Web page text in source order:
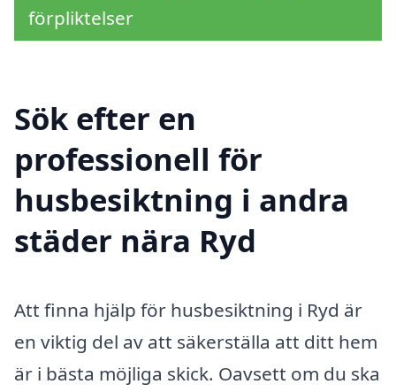
förpliktelser
Sök efter en
professionell för
husbesiktning i andra
städer nära Ryd
Att finna hjälp för husbesiktning i Ryd är
en viktig del av att säkerställa att ditt hem
är i bästa möjliga skick. Oavsett om du ska